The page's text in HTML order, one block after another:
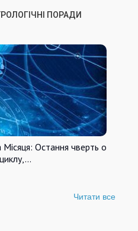
ПОРАДИ
Остання чверть о
Читати все